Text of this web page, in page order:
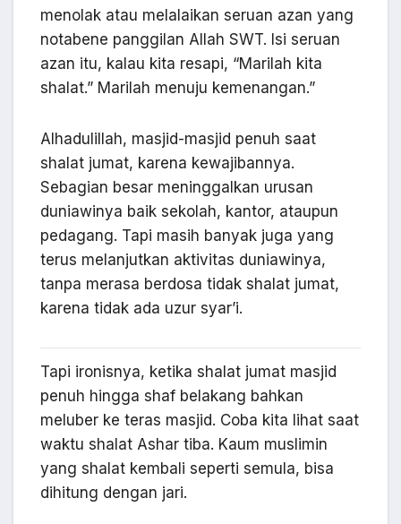
menolak atau melalaikan seruan azan yang
notabene panggilan Allah SWT. Isi seruan
azan itu, kalau kita resapi, “Marilah kita
shalat.” Marilah menuju kemenangan.”
Alhadulillah, masjid-masjid penuh saat
shalat jumat, karena kewajibannya.
Sebagian besar meninggalkan urusan
duniawinya baik sekolah, kantor, ataupun
pedagang. Tapi masih banyak juga yang
terus melanjutkan aktivitas duniawinya,
tanpa merasa berdosa tidak shalat jumat,
karena tidak ada uzur syar’i.
Tapi ironisnya, ketika shalat jumat masjid
penuh hingga shaf belakang bahkan
meluber ke teras masjid. Coba kita lihat saat
waktu shalat Ashar tiba. Kaum muslimin
yang shalat kembali seperti semula, bisa
dihitung dengan jari.